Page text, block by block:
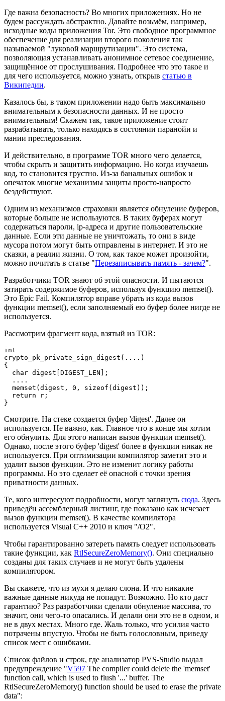
Где важна безопасность? Во многих приложениях. Но не
будем рассуждать абстрактно. Давайте возьмём, например,
исходные коды приложения Tor. Это свободное программное
обеспечение для реализации второго поколения так
называемой "луковой маршрутизации". Это система,
позволяющая устанавливать анонимное сетевое соединение,
защищённое от прослушивания. Подробнее что это такое и
для чего используется, можно узнать, открыв статью в
Википедии.
Казалось бы, в таком приложении надо быть максимально
внимательным к безопасности данных. И не просто
внимательным! Скажем так, такое приложение стоит
разрабатывать, только находясь в состоянии паранойи и
мании преследования.
И действительно, в программе TOR много чего делается,
чтобы скрыть и защитить информацию. Но когда изучаешь
код, то становится грустно. Из-за банальных ошибок и
опечаток многие механизмы защиты просто-напросто
бездействуют.
Одним из механизмов страховки является обнуление буферов,
которые больше не используются. В таких буферах могут
содержаться пароли, ip-адреса и другие пользовательские
данные. Если эти данные не уничтожать, то они в виде
мусора потом могут быть отправлены в интернет. И это не
сказки, а реалии жизни. О том, как такое может произойти,
можно почитать в статье "Перезаписывать память - зачем?".
Разработчики TOR знают об этой опасности. И пытаются
затирать содержимое буферов, используя функцию memset().
Это Epic Fail. Компилятор вправе убрать из кода вызов
функции memset(), если заполняемый ею буфер более нигде не
используется.
Рассмотрим фрагмент кода, взятый из TOR:
int
crypto_pk_private_sign_digest(....)
{
  char digest[DIGEST_LEN];
  ....
  memset(digest, 0, sizeof(digest));
  return r;
}
Смотрите. На стеке создается буфер 'digest'. Далее он
используется. Не важно, как. Главное что в конце мы хотим
его обнулить. Для этого написан вызов функции memset().
Однако, после этого буфер 'digest' более в функции никак не
используется. При оптимизации компилятор заметит это и
удалит вызов функции. Это не изменит логику работы
программы. Но это сделает её опасной с точки зрения
приватности данных.
Те, кого интересуют подробности, могут заглянуть сюда. Здесь
приведён ассемблерный листинг, где показано как исчезает
вызов функции memset(). В качестве компилятора
используется Visual C++ 2010 и ключ "/O2".
Чтобы гарантированно затереть память следует использовать
такие функции, как RtlSecureZeroMemory(). Они специально
созданы для таких случаев и не могут быть удалены
компилятором.
Вы скажете, что из мухи я делаю слона. И что никакие
важные данные никуда не попадут. Возможно. Но кто даст
гарантию? Раз разработчики сделали обнуление массива, то
значит, они чего-то опасались. И делали они это не в одном, и
не в двух местах. Много где. Жаль только, что усилия часто
потрачены впустую. Чтобы не быть голословным, приведу
список мест с ошибками.
Список файлов и строк, где анализатор PVS-Studio выдал
предупреждение "V597 The compiler could delete the 'memset'
function call, which is used to flush '...' buffer. The
RtlSecureZeroMemory() function should be used to erase the private
data":